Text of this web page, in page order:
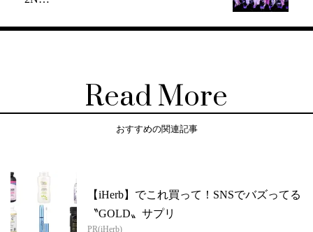
Read More
おすすめの関連記事
【iHerb】でこれ買って！SNSでバズってる
〝GOLD〟サプリ
PR(iHerb)